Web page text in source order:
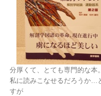
分厚くて、とても専門的な本。
私に読みこなせるだろうか…
すが